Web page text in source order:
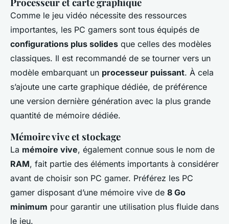
Comme le jeu vidéo nécessite des ressources
importantes, les PC gamers sont tous équipés de
configurations plus solides que celles des modèles
classiques. Il est recommandé de se tourner vers un
modèle embarquant un processeur puissant. À cela
s’ajoute une carte graphique dédiée, de préférence
une version dernière génération avec la plus grande
quantité de mémoire dédiée.
Mémoire vive et stockage
La mémoire vive, également connue sous le nom de
RAM, fait partie des éléments importants à considérer
avant de choisir son PC gamer. Préférez les PC
gamer disposant d’une mémoire vive de 8 Go
minimum pour garantir une utilisation plus fluide dans
le jeu.